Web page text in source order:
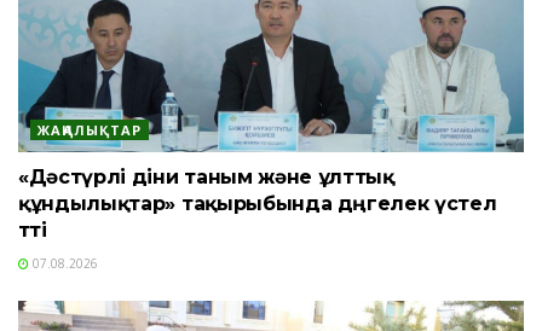
ЖАҢАЛЫҚТАР
«Дәстүрлі діни таным және ұлттық
құндылықтар» тақырыбында дөңгелек үстел
өтті
07.08.2026